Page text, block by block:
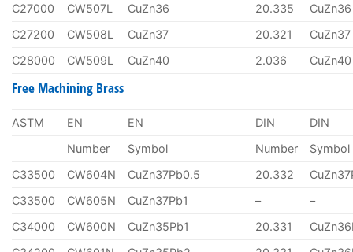
C27000
CW507L CuZn36 20.335
CuZn36
C27200
CW508L CuZn37 20.321
CuZn37
C28000
CW509L CuZn40 2.036 CuZn40
Free Machining Brass
ASTM EN EN DIN
DIN
Number
Symbol Number
Symbol
C33500
CW604N CuZn37Pb0.5 20.332
C33500
CW605N CuZn37Pb1 –
–
C34000
CW600N CuZn35Pb1 20.331